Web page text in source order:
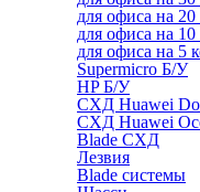
для офиса на
для офиса на
для офиса на 5
Supermicro Б/У
HP Б/У
СХД Huawei
СХД Huawei
Blade СХД
Лезвия
Blade системы